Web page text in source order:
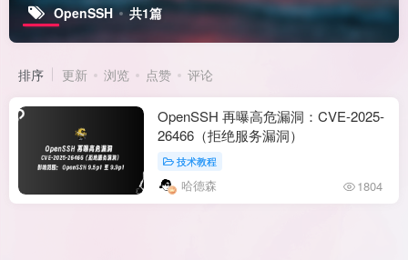
OpenSSH 共1篇
排序 更新 浏览 点赞 评论
OpenSSH 再曝高危漏洞：CVE-2025-
26466（拒绝服务漏洞）
技术教程
哈德森 1804